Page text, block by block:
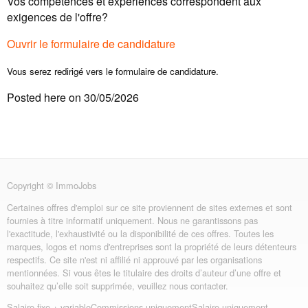
exigences de l'offre?
Ouvrir le formulaire de candidature
Vous serez redirigé vers le formulaire de candidature.
Posted here on 30/05/2026
Copyright © ImmoJobs
Certaines offres d'emploi sur ce site proviennent de sites externes et sont
fournies à titre informatif uniquement. Nous ne garantissons pas
l'exactitude, l'exhaustivité ou la disponibilité de ces offres. Toutes les
marques, logos et noms d'entreprises sont la propriété de leurs détenteurs
respectifs. Ce site n'est ni affilié ni approuvé par les organisations
mentionnées. Si vous êtes le titulaire des droits d’auteur d’une offre et
souhaitez qu’elle soit supprimée, veuillez nous contacter.